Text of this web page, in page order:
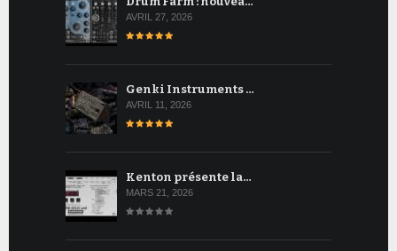
AVRIL 27, 2026
Genki Instruments …
AVRIL 11, 2026
Kenton présente la…
MARS 21, 2026